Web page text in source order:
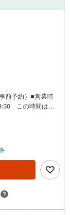
前予約）■営業時
この時間はお
歩6分。対面式の
ンチュリー21ア
ー21グループで2
仲介実績） 西
。阪神間での購入や
場、キッズスペース
ご安心くださ